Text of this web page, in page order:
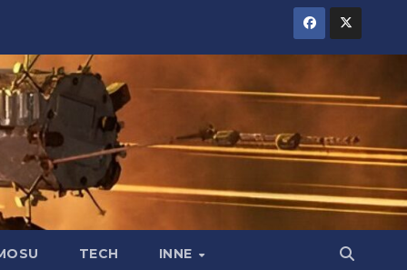
TECH INNE